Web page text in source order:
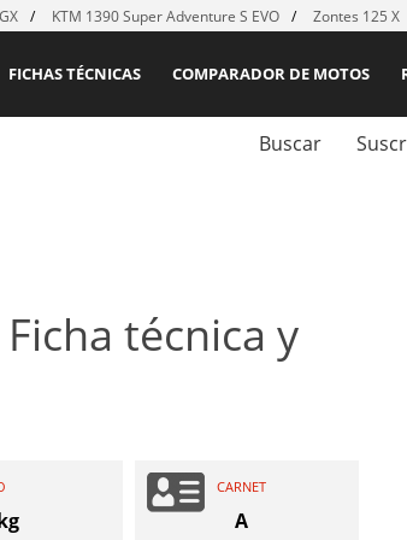
KTM 1390 Super Adventure S EVO Zontes 125 X
COMPARADOR DE MOTOS
FICHAS TÉCNICAS
Buscar
Ficha técnica y
CARNET
A